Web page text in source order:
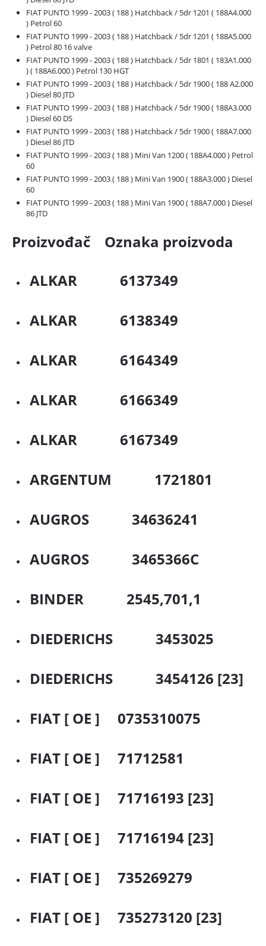
FIAT PUNTO 1999 - 2003 ( 188 ) Ηatchback / 5dr 1201 ( 188A4.000
) Petrol 60
FIAT PUNTO 1999 - 2003 ( 188 ) Ηatchback / 5dr 1201 ( 188A5.000
) Petrol 80 16 valve
FIAT PUNTO 1999 - 2003 ( 188 ) Ηatchback / 5dr 1801 ( 183A1.000
) ( 188A6.000 ) Petrol 130 HGT
FIAT PUNTO 1999 - 2003 ( 188 ) Ηatchback / 5dr 1900 ( 188 A2.000
) Diesel 80 JTD
FIAT PUNTO 1999 - 2003 ( 188 ) Ηatchback / 5dr 1900 ( 188A3.000
) Diesel 60 DS
FIAT PUNTO 1999 - 2003 ( 188 ) Ηatchback / 5dr 1900 ( 188A7.000
) Diesel 86 JTD
FIAT PUNTO 1999 - 2003 ( 188 ) Mini Van 1200 ( 188A4.000 ) Petrol
60
FIAT PUNTO 1999 - 2003 ( 188 ) Mini Van 1900 ( 188A3.000 ) Diesel
60
FIAT PUNTO 1999 - 2003 ( 188 ) Mini Van 1900 ( 188A7.000 ) Diesel
86 JTD
Proizvođač Oznaka proizvoda
ALKAR 6137349
ALKAR 6138349
ALKAR 6164349
ALKAR 6166349
ALKAR 6167349
ARGENTUM 1721801
AUGROS 34636241
AUGROS 3465366C
BINDER 2545,701,1
DIEDERICHS 3453025
DIEDERICHS 3454126 [23]
FIAT [ OE ] 0735310075
FIAT [ OE ] 71712581
FIAT [ OE ] 71716193 [23]
FIAT [ OE ] 71716194 [23]
FIAT [ OE ] 735269279
FIAT [ OE ] 735273120 [23]